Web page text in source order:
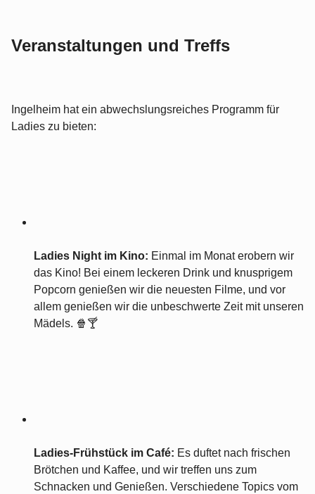
Veranstaltungen und Treffs
Ingelheim hat ein abwechslungsreiches Programm für
Ladies zu bieten:
Ladies Night im Kino: Einmal im Monat erobern wir
das Kino! Bei einem leckeren Drink und knusprigem
Popcorn genießen wir die neuesten Filme, und vor
allem genießen wir die unbeschwerte Zeit mit unseren
Mädels. 🍿🍸
Ladies-Frühstück im Café: Es duftet nach frischen
Brötchen und Kaffee, und wir treffen uns zum
Schnacken und Genießen. Verschiedene Topics vom